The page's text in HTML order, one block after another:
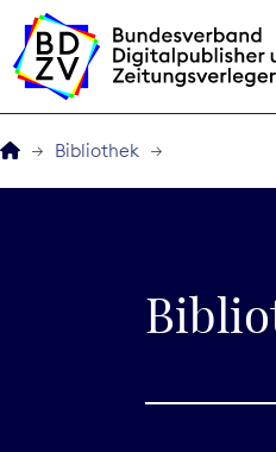
Bibliothek